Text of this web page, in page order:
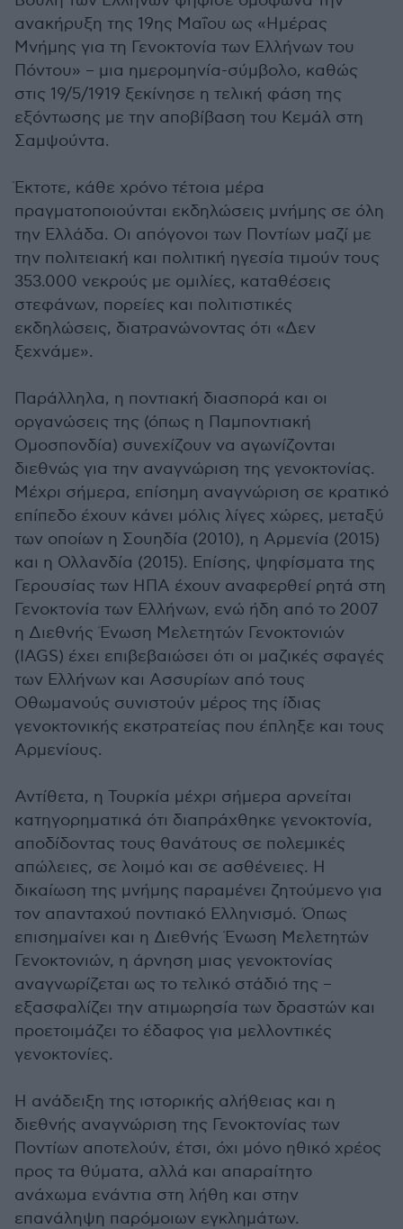
ανακήρυξη της 19ης Μαΐου ως «Ημέρας
Μνήμης για τη Γενοκτονία των Ελλήνων του
Πόντου» – μια ημερομηνία-σύμβολο, καθώς
στις 19/5/1919 ξεκίνησε η τελική φάση της
εξόντωσης με την αποβίβαση του Κεμάλ στη
Σαμψούντα.
Έκτοτε, κάθε χρόνο τέτοια μέρα
πραγματοποιούνται εκδηλώσεις μνήμης σε όλη
την Ελλάδα. Οι απόγονοι των Ποντίων μαζί με
την πολιτειακή και πολιτική ηγεσία τιμούν τους
353.000 νεκρούς με ομιλίες, καταθέσεις
στεφάνων, πορείες και πολιτιστικές
εκδηλώσεις, διατρανώνοντας ότι «Δεν
ξεχνάμε».
Παράλληλα, η ποντιακή διασπορά και οι
οργανώσεις της (όπως η Παμποντιακή
Ομοσπονδία) συνεχίζουν να αγωνίζονται
διεθνώς για την αναγνώριση της γενοκτονίας.
Μέχρι σήμερα, επίσημη αναγνώριση σε κρατικό
επίπεδο έχουν κάνει μόλις λίγες χώρες, μεταξύ
των οποίων η Σουηδία (2010), η Αρμενία (2015)
και η Ολλανδία (2015). Επίσης, ψηφίσματα της
Γερουσίας των ΗΠΑ έχουν αναφερθεί ρητά στη
Γενοκτονία των Ελλήνων, ενώ ήδη από το 2007
η Διεθνής Ένωση Μελετητών Γενοκτονιών
(IAGS) έχει επιβεβαιώσει ότι οι μαζικές σφαγές
των Ελλήνων και Ασσυρίων από τους
Οθωμανούς συνιστούν μέρος της ίδιας
γενοκτονικής εκστρατείας που έπληξε και τους
Αρμενίους.
Αντίθετα, η Τουρκία μέχρι σήμερα αρνείται
κατηγορηματικά ότι διαπράχθηκε γενοκτονία,
αποδίδοντας τους θανάτους σε πολεμικές
απώλειες, σε λοιμό και σε ασθένειες. Η
δικαίωση της μνήμης παραμένει ζητούμενο για
τον απανταχού ποντιακό Ελληνισμό. Όπως
επισημαίνει και η Διεθνής Ένωση Μελετητών
Γενοκτονιών, η άρνηση μιας γενοκτονίας
αναγνωρίζεται ως το τελικό στάδιό της –
εξασφαλίζει την ατιμωρησία των δραστών και
προετοιμάζει το έδαφος για μελλοντικές
γενοκτονίες.
Η ανάδειξη της ιστορικής αλήθειας και η
διεθνής αναγνώριση της Γενοκτονίας των
Ποντίων αποτελούν, έτσι, όχι μόνο ηθικό χρέος
προς τα θύματα, αλλά και απαραίτητο
ανάχωμα ενάντια στη λήθη και στην
επανάληψη παρόμοιων εγκλημάτων.